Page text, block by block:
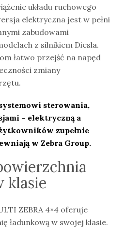
układu ruchowego
elektryczna jest w pełni
zabudowami
z silnikiem Diesla.
łatwo przejść na napęd
zmiany
sterowania,
– elektryczną a
zupełnie
w Zebra Group.
klasie
ZEBRA 4×4 oferuje
ładunkową w swojej klasie.